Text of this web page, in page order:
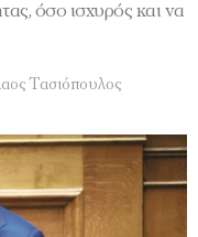
όσο ισχυρός και να
Τασιόπουλος